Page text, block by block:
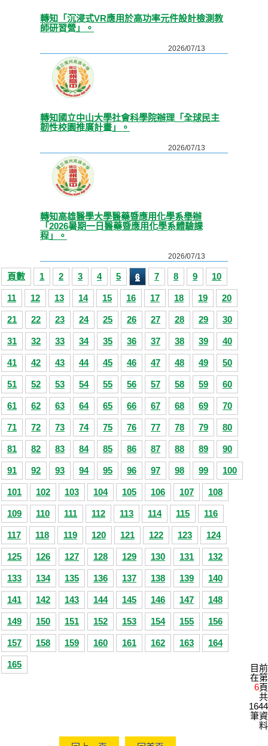
轉知「沉浸式VR應用於高功率元件設計檢測教
師研習營」。
2026/07/13
轉知國立中山大學社會科學院辦理「全球民主
韌性校園推廣計畫」。
2026/07/13
轉知高雄醫學大學醫藥暨應用化學系舉辦
「2026暑期一日醫藥暨應用化學系體驗課
程」。
2026/07/13
頁數 1 2 3 4 5 6 7 8 9 10
11 12 13 14 15 16 17 18 19 20
21 22 23 24 25 26 27 28 29 30
31 32 33 34 35 36 37 38 39 40
41 42 43 44 45 46 47 48 49 50
51 52 53 54 55 56 57 58 59 60
61 62 63 64 65 66 67 68 69 70
71 72 73 74 75 76 77 78 79 80
81 82 83 84 85 86 87 88 89 90
91 92 93 94 95 96 97 98 99 100
101 102 103 104 105 106 107 108
109 110 111 112 113 114 115 116
117 118 119 120 121 122 123 124
125 126 127 128 129 130 131 132
133 134 135 136 137 138 139 140
141 142 143 144 145 146 147 148
149 150 151 152 153 154 155 156
157 158 159 160 161 162 163 164
165
目前
在第
6頁
共
1644
筆資
料